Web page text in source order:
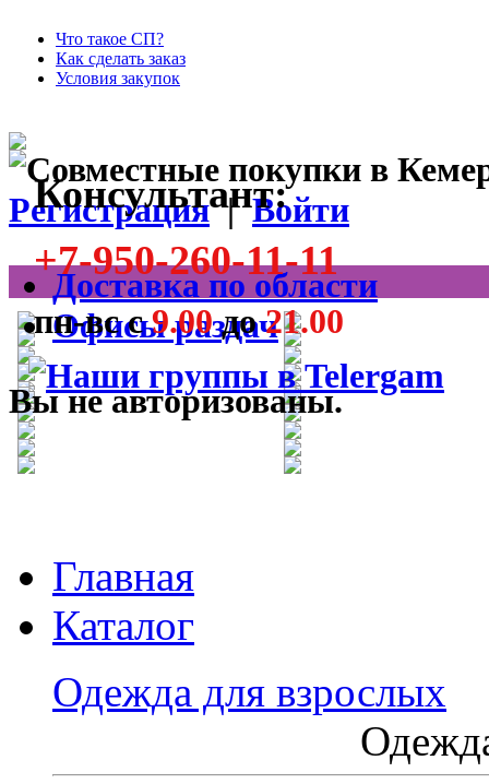
Что такое СП?
Как сделать заказ
Условия закупок
Консультант:
+7-950-260-11-11
пн-вс с9.00до21.00
Регистрация|Войти
Доставка по области
Офисы раздач
Вы не авторизованы.
Главная
Каталог
Одежда для взрослых